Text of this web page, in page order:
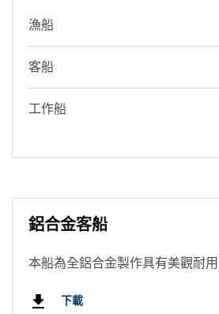
漁船
客船
工作船
鋁合金客船
本船為全鋁合金製作具有美觀耐用
下載